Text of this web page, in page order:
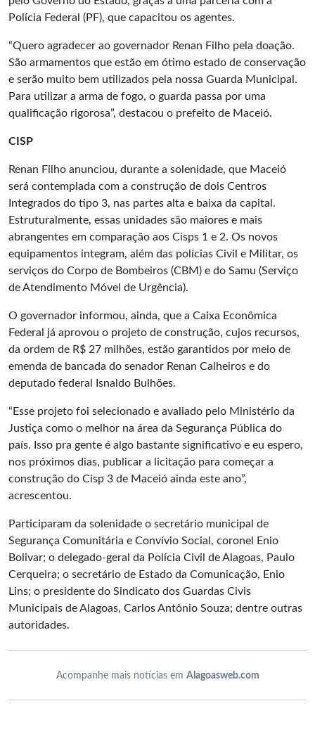
Polícia Federal (PF), que capacitou os agentes.
“Quero agradecer ao governador Renan Filho pela doação.
São armamentos que estão em ótimo estado de conservação
e serão muito bem utilizados pela nossa Guarda Municipal.
Para utilizar a arma de fogo, o guarda passa por uma
qualificação rigorosa”, destacou o prefeito de Maceió.
CISP
Renan Filho anunciou, durante a solenidade, que Maceió
será contemplada com a construção de dois Centros
Integrados do tipo 3, nas partes alta e baixa da capital.
Estruturalmente, essas unidades são maiores e mais
abrangentes em comparação aos Cisps 1 e 2. Os novos
equipamentos integram, além das polícias Civil e Militar, os
serviços do Corpo de Bombeiros (CBM) e do Samu (Serviço
de Atendimento Móvel de Urgência).
O governador informou, ainda, que a Caixa Econômica
Federal já aprovou o projeto de construção, cujos recursos,
da ordem de R$ 27 milhões, estão garantidos por meio de
emenda de bancada do senador Renan Calheiros e do
deputado federal Isnaldo Bulhões.
“Esse projeto foi selecionado e avaliado pelo Ministério da
Justiça como o melhor na área da Segurança Pública do
país. Isso pra gente é algo bastante significativo e eu espero,
nos próximos dias, publicar a licitação para começar a
construção do Cisp 3 de Maceió ainda este ano”,
acrescentou.
Participaram da solenidade o secretário municipal de
Segurança Comunitária e Convívio Social, coronel Enio
Bolivar; o delegado-geral da Polícia Civil de Alagoas, Paulo
Cerqueira; o secretário de Estado da Comunicação, Enio
Lins; o presidente do Sindicato dos Guardas Civis
Municipais de Alagoas, Carlos Antônio Souza; dentre outras
autoridades.
Acompanhe mais notícias em Alagoasweb.com